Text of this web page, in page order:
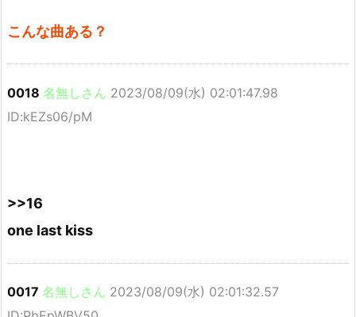
こんな曲ある？
0018 名無しさん 2023/08/09(水) 02:01:47.98
ID:kEZs06/pM
>>16
one last kiss
0017 名無しさん 2023/08/09(水) 02:01:32.57